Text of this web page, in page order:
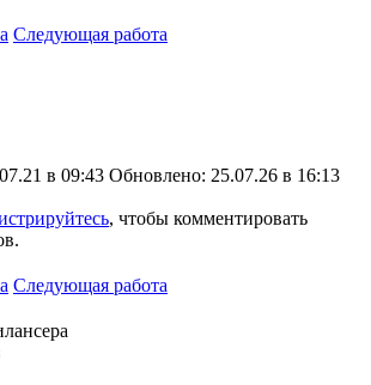
Следующая работа
в 09:43 Обновлено: 25.07.26 в 16:13
, чтобы комментировать
Следующая работа